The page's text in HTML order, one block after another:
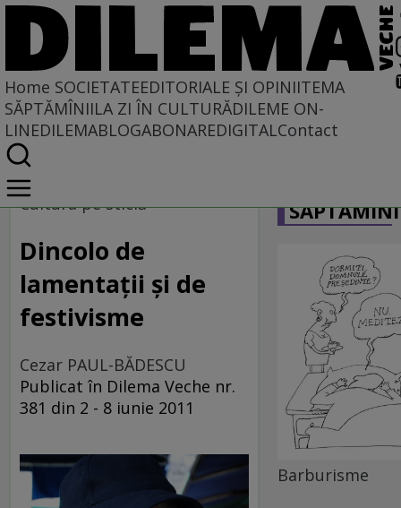
Home SOCIETATEEDITORIALE ȘI OPINIITEMA
SĂPTĂMÎNIILA ZI ÎN CULTURĂDILEME ON-
LINEDILEMABLOGABONAREDIGITALContact
Home
Societate
MASS COMEDIA
Cultura pe sticlă
Dincolo de
lamentații și de
festivisme
Cezar PAUL-BĂDESCU
Publicat în Dilema Veche nr.
381 din 2 - 8 iunie 2011
Barburisme